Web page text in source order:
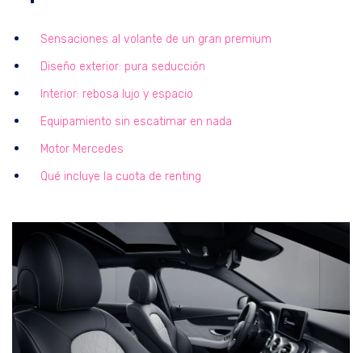
Sensaciones al volante de un gran premium
Diseño exterior: pura seducción
Interior: rebosa lujo y espacio
Equipamiento sin escatimar en nada
Motor Mercedes
Qué incluye la cuota de renting